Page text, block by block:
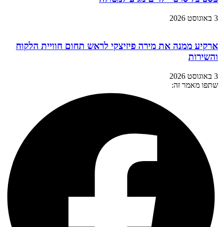
3 באוגוסט 2026
ארקיע ממנה את מירה פיזיצקי לראש תחום חוויית הלקוח
והשירות
3 באוגוסט 2026
שתפו מאמר זה: